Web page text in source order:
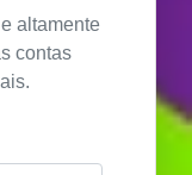
altamente
contas